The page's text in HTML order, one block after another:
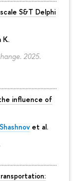
S&T Delphi
K.
2025.
influence of
et al.